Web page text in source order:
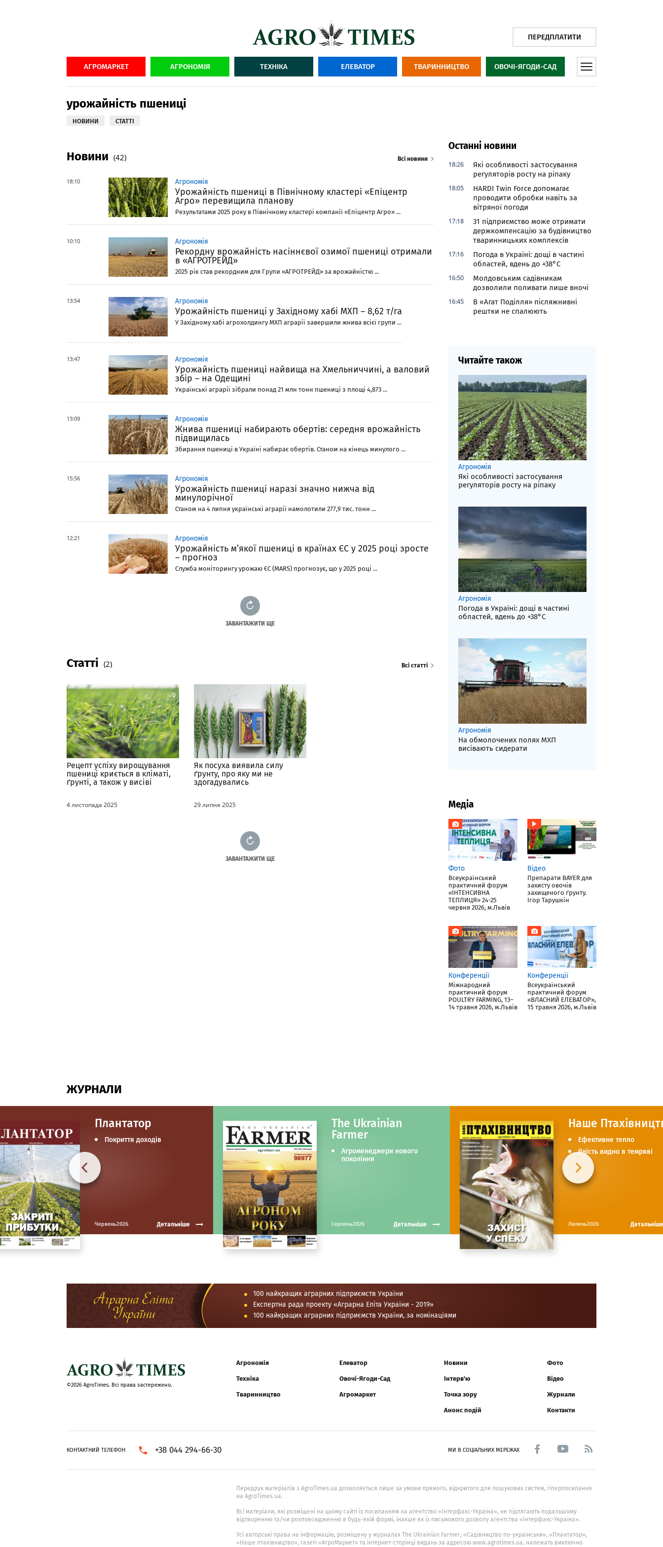
ПЕРЕДПЛАТИТИ
АГРОМАРКЕТ АГРОНОМІЯ ТЕХНІКА ЕЛЕВАТОР ТВАРИННИЦТВО ОВОЧІ-ЯГОДИ-САД
урожайність пшениці
НОВИНИ СТАТТІ
Новини (42) Всі новини
18:10 Агрономія
Урожайність пшениці в Північному кластері «Епіцентр
Агро» перевищила планову
Результатами 2025 року в Північному кластері компанії «Епіцентр Агро» ...
10:10 Агрономія
Рекордну врожайність насіннєвої озимої пшениці отримали
в «АГРОТРЕЙД»
2025 рік став рекордним для Групи «АГРОТРЕЙД» за врожайністю ...
13:54 Агрономія
Урожайність пшениці у Західному хабі МХП – 8,62 т/га
У Західному хабі агрохолдингу МХП аграрії завершили жнива всієї групи ...
13:47 Агрономія
Урожайність пшениці найвища на Хмельниччині, а валовий
збір – на Одещині
Українські аграрії зібрали понад 21 млн тонн пшениці з площі 4,873 ...
13:09 Агрономія
Жнива пшениці набирають обертів: середня врожайність
підвищилась
Збирання пшениці в Україні набирає обертів. Станом на кінець минулого ...
15:56 Агрономія
Урожайність пшениці наразі значно нижча від
минулорічної
Станом на 4 липня українські аграрії намолотили 277,9 тис. тонн ...
12:21 Агрономія
Урожайність м’якої пшениці в країнах ЄС у 2025 році зросте
– прогноз
Служба моніторингу урожаю ЄС (MARS) прогнозує, що у 2025 році ...
ЗАВАНТАЖИТИ ЩЕ
Статті (2) Всі статті
Рецепт успіху вирощування
пшениці криється в кліматі,
ґрунті, а також у висіві
4 листопада 2025
Як посуха виявила силу
ґрунту, про яку ми не
здогадувались
29 липня 2025
ЗАВАНТАЖИТИ ЩЕ
Останні новини
18:26
Які особливості застосування
регуляторів росту на ріпаку
18:05
HARDI Twin Force допомагає
проводити обробки навіть за
вітряної погоди
17:18
31 підприємство може отримати
держкомпенсацію за будівництво
тваринницьких комплексів
17:16
Погода в Україні: дощі в частині
областей, вдень до +38°С
16:50
Молдовським садівникам
дозволили поливати лише вночі
16:45
В «Агат Поділля» післяжнивні
рештки не спалюють
Читайте також
Агрономія
Які особливості застосування
регуляторів росту на ріпаку
Агрономія
Погода в Україні: дощі в частині
областей, вдень до +38°С
Агрономія
На обмолочених полях МХП
висівають сидерати
Медіа
Фото
Всеукраїнський
практичний форум
«ІНТЕНСИВНА
ТЕПЛИЦЯ» 24-25
червня 2026, м.Львів
Відео
Препарати BAYER для
захисту овочів
захищеного ґрунту.
Ігор Тарушкін
Конференції
Міжнародний
практичний форум
POULTRY FARMING, 13–
14 травня 2026, м.Львів
Конференції
Всеукраїнський
практичний форум
«ВЛАСНИЙ ЕЛЕВАТОР»,
15 травня 2026, м.Львів
ЖУРНАЛИ
The Ukrainian
Farmer
Агроменеджери нового
покоління
Серпень2026 Детальніше
Наше
Ефективне тепло
Якість видно в темряві
Липень2026 Детальніше
Плантатор
Покриття доходів
Червень2026 Детальніше
100 найкращих аграрних підприємств України
Експертна рада проекту «Аграрна Еліта України - 2019»
100 найкращих аграрних підприємств України, за номінаціями
©2026 AgroTimes. Всі права застережено.
Агрономія
Техніка
Тваринництво
Елеватор
Овочі-Ягоди-Сад
Агромаркет
Новини
Інтерв'ю
Точка зору
Анонс подій
Фото
Відео
Журнали
Контакти
КОНТАКТНИЙ ТЕЛЕФОН +38 044 294-66-30 МИ В СОЦІАЛЬНИХ МЕРЕЖАХ
Передрук матеріалів з AgroTimes.ua дозволяється лише за умови прямого, відкритого для пошукових систем, гіперпосилання
на AgroTimes.ua.
Всі матеріали, які розміщені на цьому сайті із посиланням на агентство «Інтерфакс-Україна», не підлягають подальшому
відтворенню та/чи розповсюдженню в будь-якій формі, інакше як із письмового дозволу агентства «Інтерфакс-Україна».
Усі авторські права на інформацію, розміщену у журналах The Ukrainian Farmer, «Садівництво по-українськи», «Плантатор»,
«Наше птахівництво», газеті «АгроМаркет» та інтернет-сторінці видань за адресою www.agrotimes.ua, належать виключно